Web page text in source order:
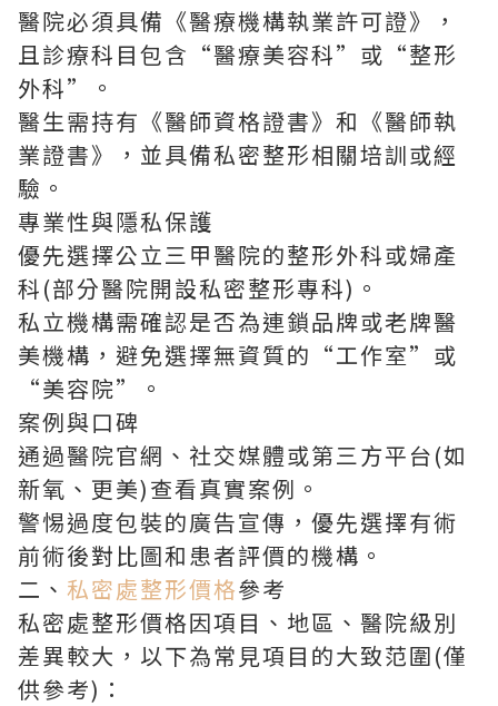
醫院必須具備《醫療機構執業許可證》，
且診療科目包含“醫療美容科”或“整形
外科”。
醫生需持有《醫師資格證書》和《醫師執
業證書》，並具備私密整形相關培訓或經
驗。
專業性與隱私保護
優先選擇公立三甲醫院的整形外科或婦產
科(部分醫院開設私密整形專科)。
私立機構需確認是否為連鎖品牌或老牌醫
美機構，避免選擇無資質的“工作室”或
“美容院”。
案例與口碑
通過醫院官網、社交媒體或第三方平台(如
新氧、更美)查看真實案例。
警惕過度包裝的廣告宣傳，優先選擇有術
前術後對比圖和患者評價的機構。
二、 私密處整形價格參考
私密處整形價格因項目、地區、醫院級別
差異較大，以下為常見項目的大致范圍(僅
供參考)：